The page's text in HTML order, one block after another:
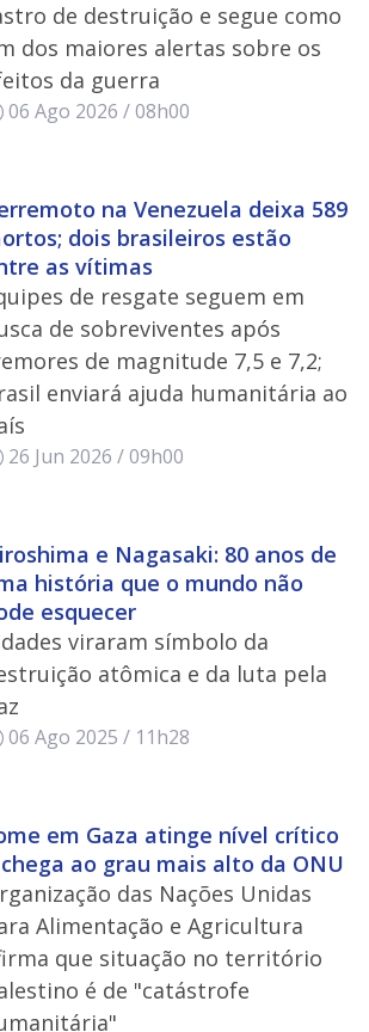
de destruição e segue como
dos maiores alertas sobre os
da guerra
06 Ago 2026 / 08h00
na Venezuela deixa 589
dois brasileiros estão
as vítimas
de resgate seguem em
de sobreviventes após
de magnitude 7,5 e 7,2;
enviará ajuda humanitária ao
26 Jun 2026 / 09h00
e Nagasaki: 80 anos de
história que o mundo não
esquecer
viraram símbolo da
atômica e da luta pela
06 Ago 2025 / 11h28
em Gaza atinge nível crítico
ao grau mais alto da ONU
das Nações Unidas
Alimentação e Agricultura
que situação no território
é de "catástrofe